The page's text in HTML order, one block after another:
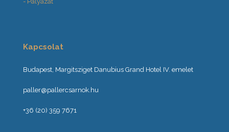
Kapcsolat
Budapest, Margitsziget Danubius Grand Hotel IV. emelet
paller@pallercsarnok.hu
+36 (20) 359 7671